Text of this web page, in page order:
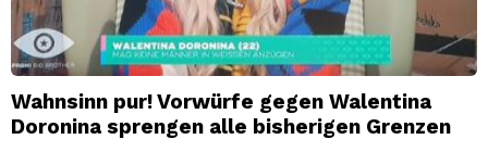
Wahnsinn pur! Vorwürfe gegen Walentina
Doronina sprengen alle bisherigen Grenzen